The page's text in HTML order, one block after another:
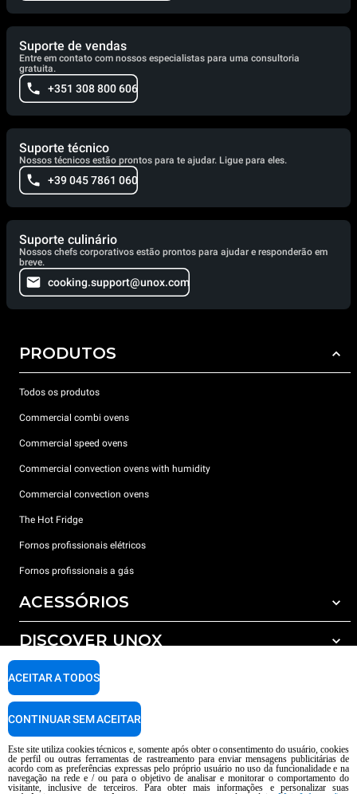
Suporte de vendas
Entre em contato com nossos especialistas para uma consultoria
gratuita.
+351 308 800 606
Suporte técnico
Nossos técnicos estão prontos para te ajudar. Ligue para eles.
+39 045 7861 060
Suporte culinário
Nossos chefs corporativos estão prontos para ajudar e responderão em
breve.
cooking.support@unox.com
PRODUTOS
Todos os produtos
Commercial combi ovens
Commercial speed ovens
Commercial convection ovens with humidity
Commercial convection ovens
The Hot Fridge
Fornos profissionais elétricos
Fornos profissionais a gás
ACESSÓRIOS
Todos os acessórios
Detergents for automatic washing
Detergents for manual washing
Water treatment with resin filters
DISCOVER UNOX
Os nossos escritórios no mundo
SUPPORT
Garantia Unox
Encontre os Centros Service
AI Content Disclaimer
Privacy policy Cookie policy
Este site utiliza cookies técnicos e, somente após obter o consentimento do usuário, cookies
de perfil ou outras ferramentas de rastreamento para enviar mensagens publicitárias de
acordo com as preferências expressas pelo próprio usuário no uso da funcionalidade e na
navegação na rede e / ou para o objetivo de analisar e monitorar o comportamento do
visitante, inclusive de terceiros. Para obter mais informações e personalizar suas
ACEITAR A TODOS
CONTINUAR SEM ACEITAR